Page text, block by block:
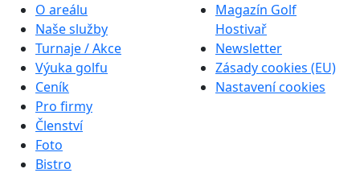
O areálu
Naše služby
Turnaje / Akce
Výuka golfu
Ceník
Pro firmy
Členství
Foto
Bistro
Magazín Golf
Hostivař
Newsletter
Zásady cookies (EU)
Nastavení cookies